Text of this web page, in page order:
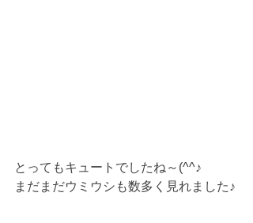
とってもキュートでしたね～(^^♪
まだまだウミウシも数多く見れました♪